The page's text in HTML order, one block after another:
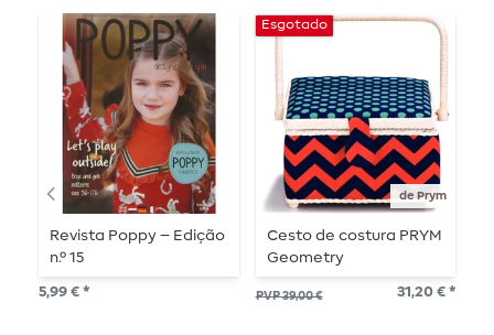
Revista Poppy – Edição
n.º 15
5,99 € *
de Prym
Esgotado
Cesto de costura PRYM
Geometry
PVP 39,00 € 31,20 € *